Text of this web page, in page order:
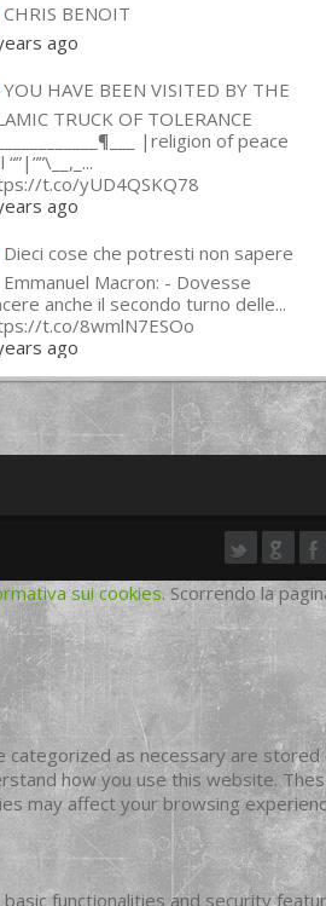
CHRIS BENOIT
ago
YOU HAVE BEEN VISITED BY THE
TRUCK OF TOLERANCE
|religion of peace
t.co/yUD4QSKQ78
ago
Dieci cose che potresti non sapere
Emmanuel Macron: - Dovesse
anche il secondo turno delle...
t.co/8wmlN7ESOo
ago
sui cookies. Scorrendo la
as necessary are
how you use this website.
may affect your browsing
functionalities and security